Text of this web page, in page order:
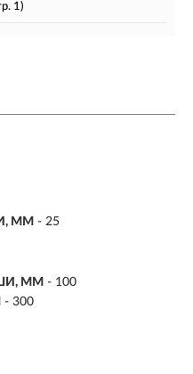
1)
ММ - 25
ММ - 100
- 300